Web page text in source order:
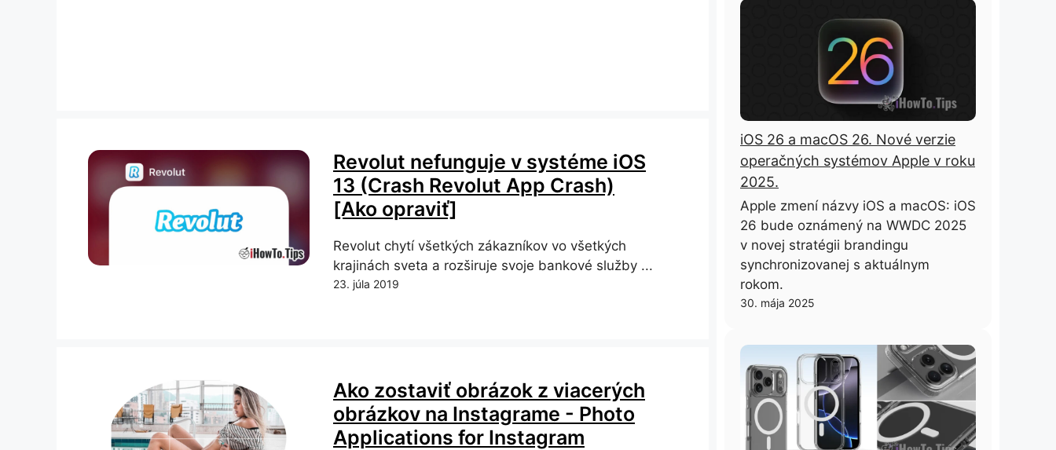
Revolut nefunguje v systéme iOS
13 (Crash Revolut App Crash)
[Ako opraviť]
Revolut chytí všetkých zákazníkov vo všetkých
krajinách sveta a rozširuje svoje bankové služby ...
23. júla 2019
Ako zostaviť obrázok z viacerých
obrázkov na Instagrame - Photo
Applications for Instagram
iOS 26 a macOS 26. Nové verzie
operačných systémov Apple v roku
2025.
Apple zmení názvy iOS a macOS: iOS
26 bude oznámený na WWDC 2025
v novej stratégii brandingu
synchronizovanej s aktuálnym
rokom.
30. mája 2025